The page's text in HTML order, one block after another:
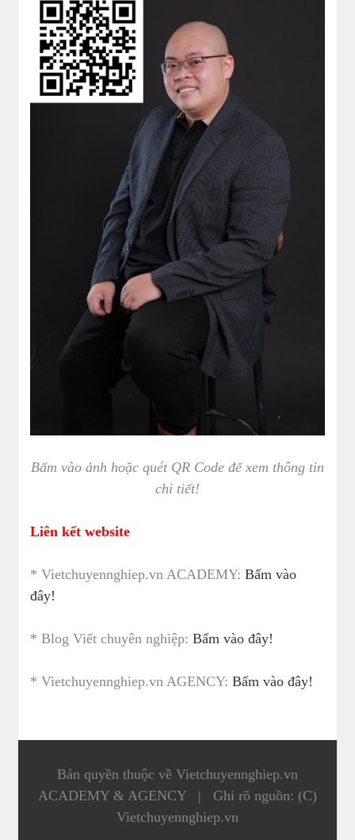
Bấm vào ảnh hoặc quét QR Code để xem thông tin
chi tiết!
Liên kết website
* Vietchuyennghiep.vn ACADEMY:Bấm vào
đây!
* Blog Viết chuyên nghiệp:Bấm vào đây!
* Vietchuyennghiep.vn AGENCY:Bấm vào đây!
Bản quyền thuộc về Vietchuyennghiep.vn
ACADEMY & AGENCY
|
Ghi rõ nguồn: (C)
Vietchuyennghiep.vn